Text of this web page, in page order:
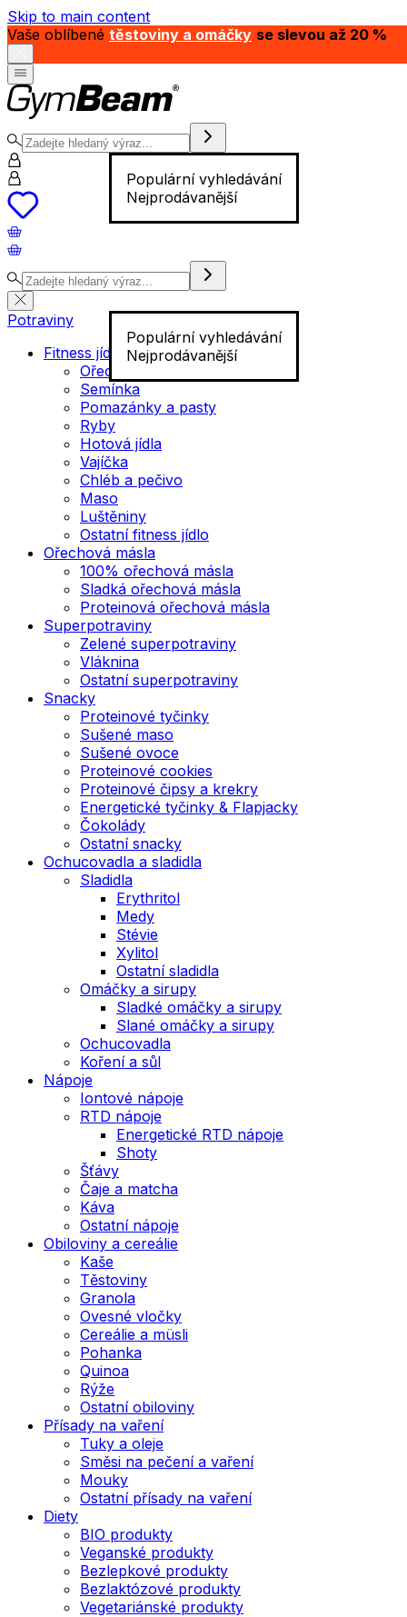
Skip to main content
Vaše oblíbené těstoviny a omáčky se slevou až 20 %
Populární vyhledávání
Nejprodávanější
Populární vyhledávání
Nejprodávanější
Potraviny
Fitness jídlo
Ořechy
Semínka
Pomazánky a pasty
Ryby
Hotová jídla
Vajíčka
Chléb a pečivo
Maso
Luštěniny
Ostatní fitness jídlo
Ořechová másla
100% ořechová másla
Sladká ořechová másla
Proteinová ořechová másla
Superpotraviny
Zelené superpotraviny
Vláknina
Ostatní superpotraviny
Snacky
Proteinové tyčinky
Sušené maso
Sušené ovoce
Proteinové cookies
Proteinové čipsy a krekry
Energetické tyčinky & Flapjacky
Čokolády
Ostatní snacky
Ochucovadla a sladidla
Sladidla
Erythritol
Medy
Stévie
Xylitol
Ostatní sladidla
Omáčky a sirupy
Sladké omáčky a sirupy
Slané omáčky a sirupy
Ochucovadla
Koření a sůl
Nápoje
Iontové nápoje
RTD nápoje
Energetické RTD nápoje
Shoty
Šťávy
Čaje a matcha
Káva
Ostatní nápoje
Obiloviny a cereálie
Kaše
Těstoviny
Granola
Ovesné vločky
Cereálie a müsli
Pohanka
Quinoa
Rýže
Ostatní obiloviny
Přísady na vaření
Tuky a oleje
Směsi na pečení a vaření
Mouky
Ostatní přísady na vaření
Diety
BIO produkty
Veganské produkty
Bezlepkové produkty
Bezlaktózové produkty
Vegetariánské produkty